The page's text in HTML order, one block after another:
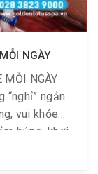
NGÀY
MỖI NGÀY
“nghỉ” ngắn
vui khỏe
hứng, khơi
lâu. Thành